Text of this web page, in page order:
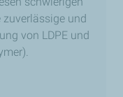
zuverlässige und
von LDPE und